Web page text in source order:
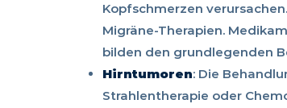
Kopfschmerzen
Migräne-Therapien.
bilden den grundlegenden
Hirntumoren: Die
Strahlentherapie oder